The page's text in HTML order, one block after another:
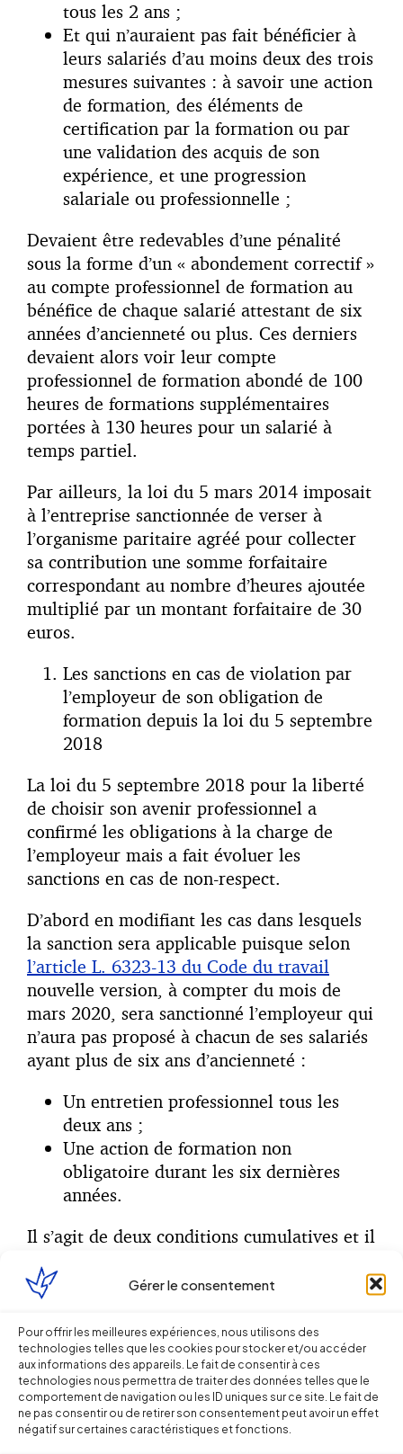
Gérer le consentement
Pour offrir les meilleures expériences, nous utilisons des
technologies telles que les cookies pour stocker et/ou accéder
aux informations des appareils. Le fait de consentir à ces
technologies nous permettra de traiter des données telles que le
comportement de navigation ou les ID uniques sur ce site. Le fait de
ne pas consentir ou de retirer son consentement peut avoir un effet
négatif sur certaines caractéristiques et fonctions.
tous les 2 ans ;
Et qui n’auraient pas fait bénéficier à
leurs salariés d’au moins deux des trois
mesures suivantes : à savoir une action
de formation, des éléments de
certification par la formation ou par
une validation des acquis de son
expérience, et une progression
salariale ou professionnelle ;
Devaient être redevables d’une pénalité
sous la forme d’un « abondement correctif »
au compte professionnel de formation au
bénéfice de chaque salarié attestant de six
années d’ancienneté ou plus. Ces derniers
devaient alors voir leur compte
professionnel de formation abondé de 100
heures de formations supplémentaires
portées à 130 heures pour un salarié à
temps partiel.
Par ailleurs, la loi du 5 mars 2014 imposait
à l’entreprise sanctionnée de verser à
l’organisme paritaire agréé pour collecter
sa contribution une somme forfaitaire
correspondant au nombre d’heures ajoutée
multiplié par un montant forfaitaire de 30
euros.
Les sanctions en cas de violation par
l’employeur de son obligation de
formation depuis la loi du 5 septembre
2018
La loi du 5 septembre 2018 pour la liberté
de choisir son avenir professionnel a
confirmé les obligations à la charge de
l’employeur mais a fait évoluer les
sanctions en cas de non-respect.
D’abord en modifiant les cas dans lesquels
la sanction sera applicable puisque selon
l’article L. 6323-13 du Code du travail
nouvelle version, à compter du mois de
mars 2020, sera sanctionné l’employeur qui
n’aura pas proposé à chacun de ses salariés
ayant plus de six ans d’ancienneté :
Un entretien professionnel tous les
deux ans ;
Une action de formation non
obligatoire durant les six dernières
années.
Il s’agit de deux conditions cumulatives et il
rémunération.
Puis, en précisant le montant de
l’abondement correctif en euros puisque le
CPF ne sera plus crédité en heures. Ainsi,
« l’abondement correctif » sera désormais
fixé à un montant de 3000€ par salarié
selon l’article R. 6323-3 du Code du travail